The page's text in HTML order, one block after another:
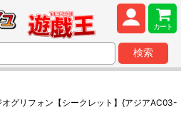
カート
検索
グリフォン【シークレット】{アジアAC03-